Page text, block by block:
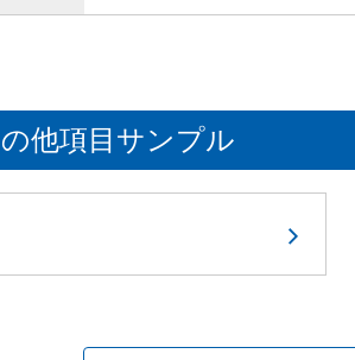
他項目サンプル